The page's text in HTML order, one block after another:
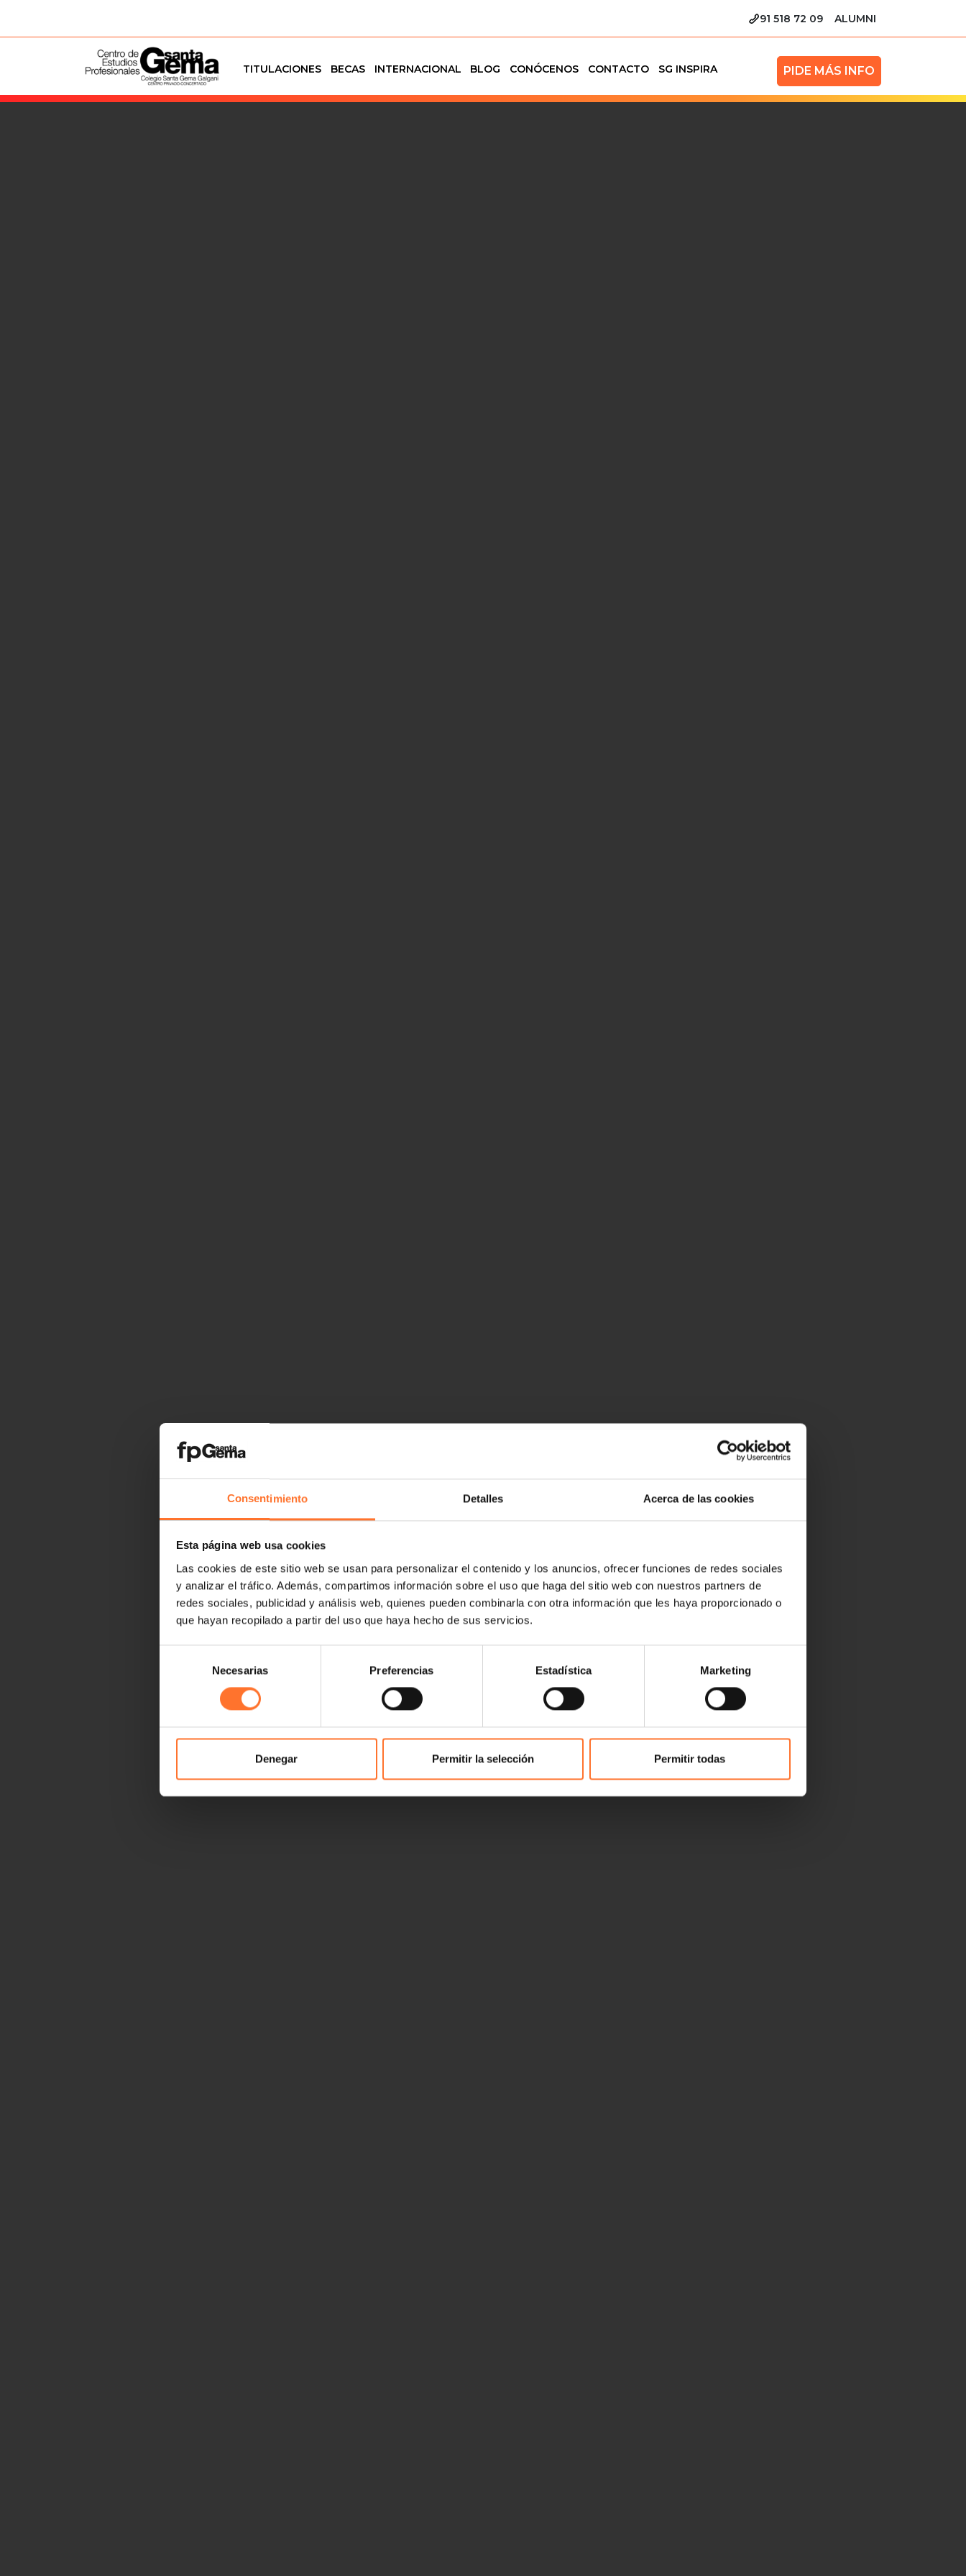
Consentimiento Detalles Acerca de las cookies
Esta página web usa cookies
Las cookies de este sitio web se usan para personalizar el contenido y los anuncios, ofrecer funciones de redes sociales
y analizar el tráfico. Además, compartimos información sobre el uso que haga del sitio web con nuestros partners de
redes sociales, publicidad y análisis web, quienes pueden combinarla con otra información que les haya proporcionado o
que hayan recopilado a partir del uso que haya hecho de sus servicios.
consentimiento
Necesarias Preferencias Estadística Marketing
Denegar Permitir la selección Permitir todas
91 518 72 09 ALUMNI
TITULACIONES BECAS INTERNACIONAL BLOG CONÓCENOS CONTACTO SG INSPIRA PIDE MÁS INFO